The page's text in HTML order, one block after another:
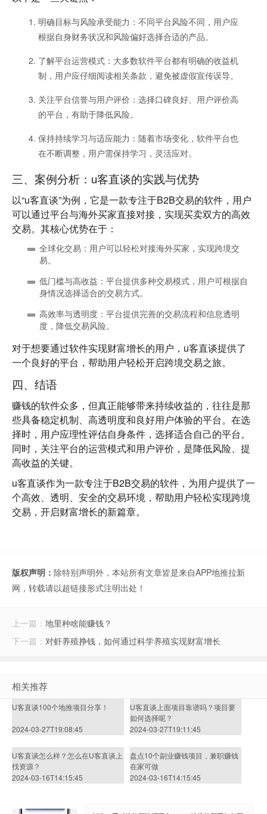
明确目标与风险承受能力 ：不同平台风险不同，用户应
根据自身财务状况和风险偏好选择合适的产品。
了解平台运营模式 ：大多数软件平台都有明确的收益机
制，用户应仔细阅读相关条款，避免被虚假宣传误导。
关注平台信誉与用户评价 ：选择口碑良好、用户评价高
的平台，有助于降低风险。
保持持续学习与适应能力 ：随着市场变化，软件平台也
在不断调整，用户需保持学习，灵活应对。
三、案例分析：u客直谈的实践与优势
以“u客直谈”为例，它是一款专注于B2B交易的软件，用户
可以通过平台与海外买家直接对接，实现买卖双方的高效
交易。其核心优势在于：
全球化交易 ：用户可以轻松对接海外买家，实现跨境交
易。
低门槛与高收益 ：平台提供多种交易模式，用户可根据自
身情况选择适合的交易方式。
高效率与透明度 ：平台提供完善的交易流程和信息透明
度，降低交易风险。
对于想要通过软件实现财富增长的用户，u客直谈提供了
一个良好的平台，帮助用户轻松开启跨境交易之旅。
四、结语
赚钱的软件众多，但真正能够带来持续收益的，往往是那
些具备稳定机制、高透明度和良好用户体验的平台。在选
择时，用户应理性评估自身条件，选择适合自己的平台。
同时，关注平台的运营模式和用户评价，是降低风险、提
高收益的关键。
u客直谈作为一款专注于B2B交易的软件，为用户提供了一
个高效、透明、安全的交易环境，帮助用户轻松实现跨境
交易，开启财富增长的新篇章。
版权声明： 除特别声明外，本站所有文章皆是来自APP地推拉新
网，转载请以超链接形式注明出处！
上一篇： 地里种啥能赚钱？
下一篇： 对虾养殖挣钱，如何通过科学养殖实现财富增长
相关推荐
U客直谈100个地推项目分享！
2024-03-27T19:08:45
U客直谈上面项目靠谱吗？项目要
如何选择呢？
2024-03-27T19:11:45
U客直谈怎么样？怎么在U客直谈上
找资源？
2024-03-16T14:15:45
盘点10个副业赚钱项目，兼职赚钱
在家可做
2024-03-16T14:15:45